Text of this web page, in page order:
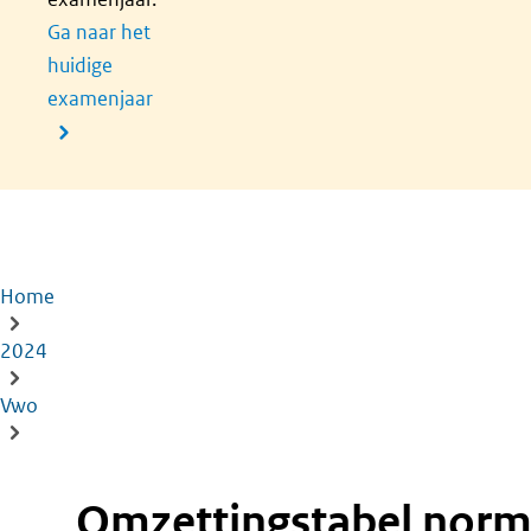
Ga naar het
huidige
examenjaar
Kruimelpad
Home
2024
Vwo